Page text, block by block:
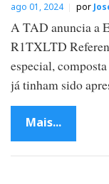
ago 01, 2024 por
A TAD anuncia a
R1TXLTD
especial,
já tinham sido
Mais...